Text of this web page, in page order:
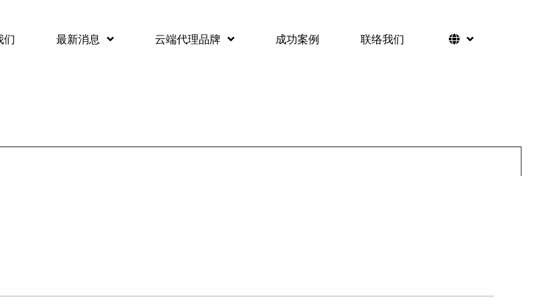
们 最新消息 云端代理品牌 成功案例 联络我们